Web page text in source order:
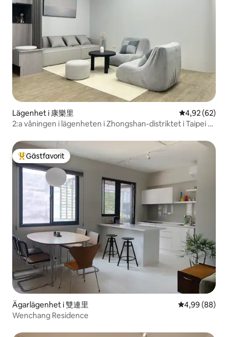
Lägenhet i 康樂里 4,92 av 5 i
4,92 (62)
2:a våningen i lägenheten i Zhongshan-distriktet i Taipei /
Zhongshan station och Chifeng shoppingområde / 1 min
till närbutik / nyrenoverad
Populär gästfavorit
Gästfavorit
Ägarlägenhet i 雙連里 4,99 av 5 i
4,99 (88)
Wenchang Residence